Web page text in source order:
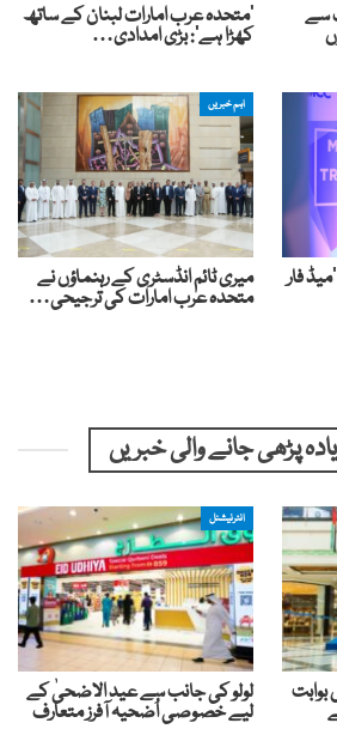
سے 'متحدہ عرب امارات لبنان کے ساتھ
کھڑا ہے': بڑی امدادی…
فار
اہم خبریں
میری ٹائم انڈسٹری کے رہنماؤں نے
متحدہ عرب امارات کی ترجیحی…
پڑھی جانے والی خبریں
بوابت
انٹرنیشنل
لولو کی جانب سے عید الاضحیٰ کے
لیے خصوصی اُضحیہ آفرز متعارف